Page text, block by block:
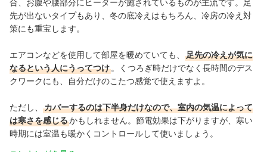
合、お腹や腰部分にヒーターが施されているものが主流です。足
先が出ないタイプもあり、冬の底冷えはもちろん、冷房の冷え対
策にも重宝します。
エアコンなどを使用して部屋を暖めていても、
足先の冷えが気に
なるという人にうってつけ。くつろぎ時だけでなく長時間のデス
クワークにも、自分だけのこたつ感覚で使えますよ。
ただし、
カバーするのは下半身だけなので、室内の気温によって
は寒さを感じるかもしれません。節電効果は下がりますが、寒い
時期には室温も暖かくコントロールして使いましょう。